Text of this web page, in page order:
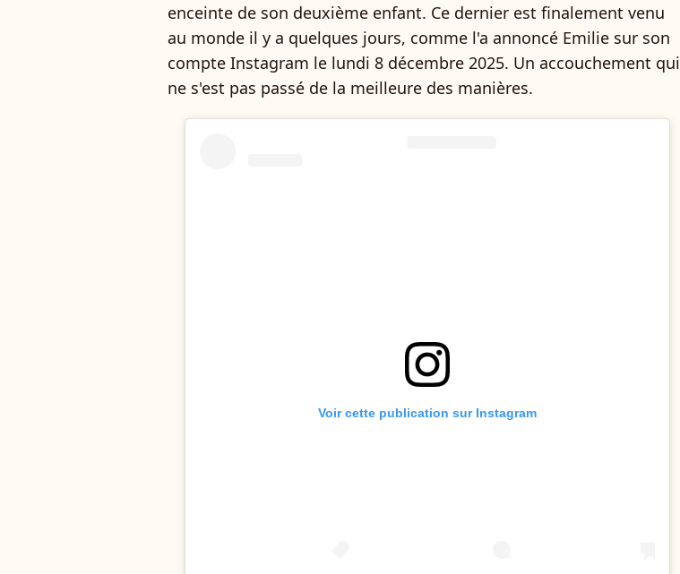
enceinte de son deuxième enfant. Ce dernier est finalement venu
au monde il y a quelques jours, comme l'a annoncé Emilie sur son
compte Instagram le lundi 8 décembre 2025. Un accouchement qui
ne s'est pas passé de la meilleure des manières.
Voir cette publication sur Instagram